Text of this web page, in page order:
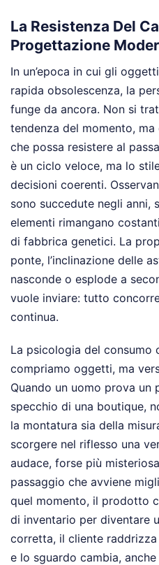
La Resistenza Del
Progettazione
In un’epoca in cui gli
rapida obsolescenza, la
funge da ancora. Non si
tendenza del momento,
che possa resistere al
è un ciclo veloce, ma lo
decisioni coerenti.
sono succedute negli anni,
elementi rimangano
di fabbrica genetici. La
ponte, l’inclinazione delle
nasconde o esplode a
vuole inviare: tutto
continua.
La psicologia del consumo
compriamo oggetti, ma
Quando un uomo prova
specchio di una boutique,
la montatura sia della
scorgere nel riflesso una
audace, forse più
passaggio che avviene
quel momento, il prodotto
di inventario per diventare
corretta, il cliente
e lo sguardo cambia,